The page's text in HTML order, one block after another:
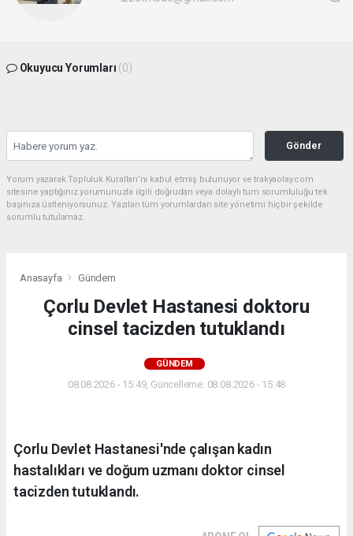
Okuyucu Yorumları (0)
Gönder
Yorum yazarak Topluluk Kuralları’nı kabul etmiş bulunuyor ve trakyaolay.com
sitesine yaptığınız yorumunuzla ilgili doğrudan veya dolaylı tüm sorumluluğu tek
başınıza üstleniyorsunuz. Yazılan tüm yorumlardan site yönetimi hiçbir şekilde
sorumlu tutulamaz.
Anasayfa Gündem
Çorlu Devlet Hastanesi doktoru
cinsel tacizden tutuklandı
GÜNDEM
08.08.2026 - 15:49, Güncelleme: 08.08.2026 - 15:48
Çorlu Devlet Hastanesi'nde çalışan kadın
hastalıkları ve doğum uzmanı doktor cinsel
tacizden tutuklandı.